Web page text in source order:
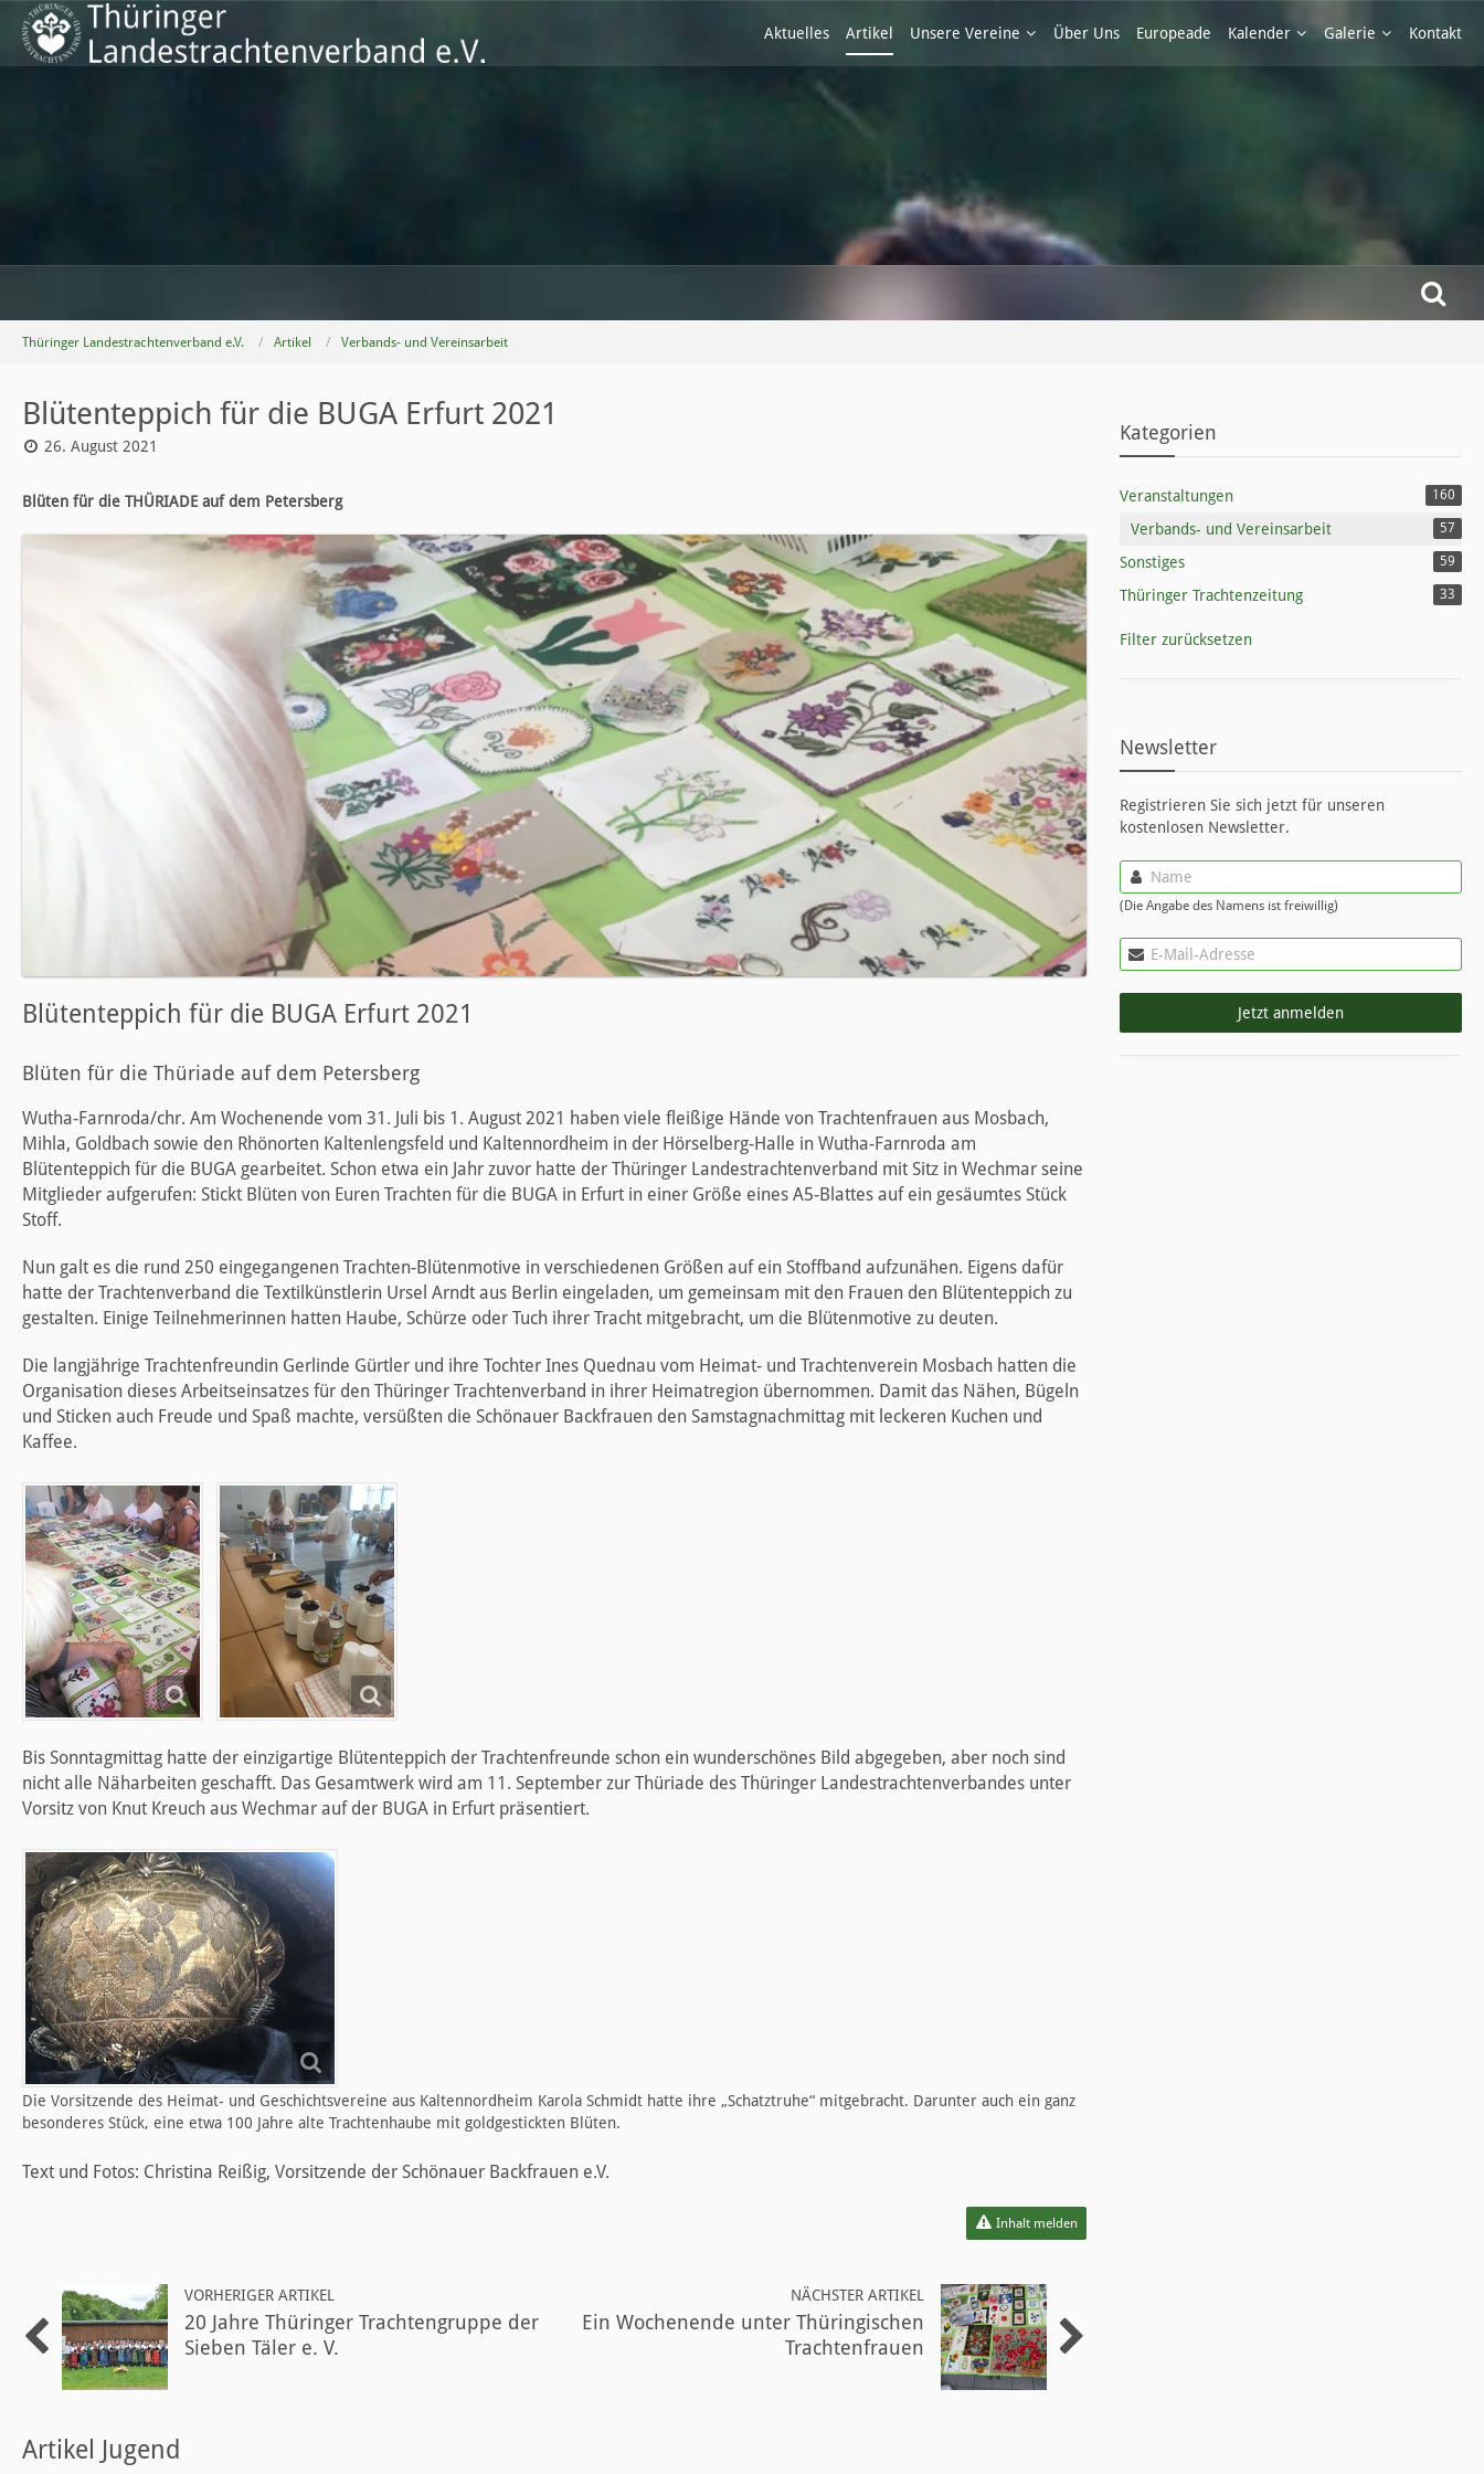
Aktuelles Artikel Unsere Vereine Über Uns Europeade Kalender Galerie Kontakt
Thüringer Landestrachtenverband e.V. Artikel Verbands- und Vereinsarbeit
Blütenteppich für die BUGA Erfurt 2021
26. August 2021
Blüten für die THÜRIADE auf dem Petersberg
Blütenteppich für die BUGA Erfurt 2021
Blüten für die Thüriade auf dem Petersberg
Wutha-Farnroda/chr. Am Wochenende vom 31. Juli bis 1. August 2021 haben viele fleißige Hände von Trachtenfrauen aus Mosbach,
Mihla, Goldbach sowie den Rhönorten Kaltenlengsfeld und Kaltennordheim in der Hörselberg-Halle in Wutha-Farnroda am
Blütenteppich für die BUGA gearbeitet. Schon etwa ein Jahr zuvor hatte der Thüringer Landestrachtenverband mit Sitz in Wechmar seine
Mitglieder aufgerufen: Stickt Blüten von Euren Trachten für die BUGA in Erfurt in einer Größe eines A5-Blattes auf ein gesäumtes Stück
Stoff.
Nun galt es die rund 250 eingegangenen Trachten-Blütenmotive in verschiedenen Größen auf ein Stoffband aufzunähen. Eigens dafür
hatte der Trachtenverband die Textilkünstlerin Ursel Arndt aus Berlin eingeladen, um gemeinsam mit den Frauen den Blütenteppich zu
gestalten. Einige Teilnehmerinnen hatten Haube, Schürze oder Tuch ihrer Tracht mitgebracht, um die Blütenmotive zu deuten.
Die langjährige Trachtenfreundin Gerlinde Gürtler und ihre Tochter Ines Quednau vom Heimat- und Trachtenverein Mosbach hatten die
Organisation dieses Arbeitseinsatzes für den Thüringer Trachtenverband in ihrer Heimatregion übernommen. Damit das Nähen, Bügeln
und Sticken auch Freude und Spaß machte, versüßten die Schönauer Backfrauen den Samstagnachmittag mit leckeren Kuchen und
Kaffee.
Bis Sonntagmittag hatte der einzigartige Blütenteppich der Trachtenfreunde schon ein wunderschönes Bild abgegeben, aber noch sind
nicht alle Näharbeiten geschafft. Das Gesamtwerk wird am 11. September zur Thüriade des Thüringer Landestrachtenverbandes unter
Vorsitz von Knut Kreuch aus Wechmar auf der BUGA in Erfurt präsentiert.
Die Vorsitzende des Heimat- und Geschichtsvereine aus Kaltennordheim Karola Schmidt hatte ihre „Schatztruhe“ mitgebracht. Darunter auch ein ganz
besonderes Stück, eine etwa 100 Jahre alte Trachtenhaube mit goldgestickten Blüten.
Text und Fotos: Christina Reißig, Vorsitzende der Schönauer Backfrauen e.V.
Inhalt melden
VORHERIGER ARTIKEL
20 Jahre Thüringer Trachtengruppe der
Sieben Täler e. V.
NÄCHSTER ARTIKEL
Ein Wochenende unter Thüringischen
Trachtenfrauen
Artikel Jugend
Kategorien
Veranstaltungen 160
Verbands- und Vereinsarbeit 57
Sonstiges 59
Thüringer Trachtenzeitung 33
Filter zurücksetzen
Newsletter
Registrieren Sie sich jetzt für unseren
kostenlosen Newsletter.
(Die Angabe des Namens ist freiwillig)
Jetzt anmelden